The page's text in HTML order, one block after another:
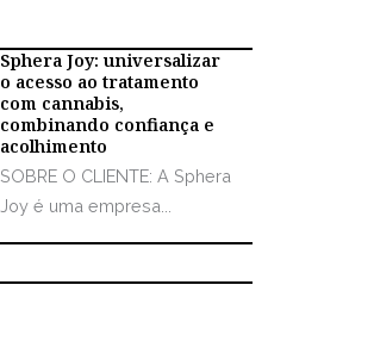
Sphera Joy: universalizar
o acesso ao tratamento
com cannabis,
combinando confiança e
acolhimento
SOBRE O CLIENTE: A Sphera
Joy é uma empresa...